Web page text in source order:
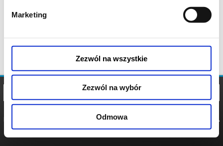
Marketing
Zezwól na wszystkie
Zezwól na wybór
Odmowa
POLITYKA
POLITYKA